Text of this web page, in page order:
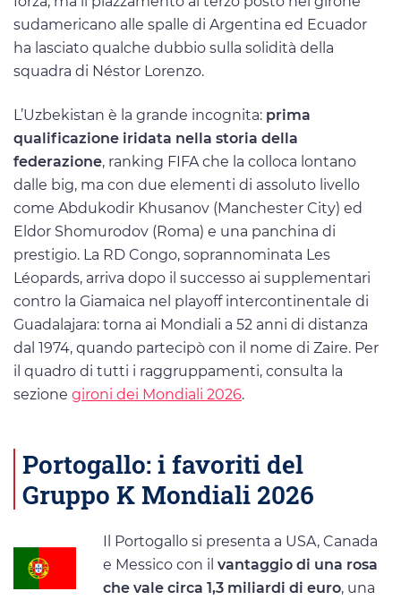
sudamericano alle spalle di Argentina ed Ecuador
ha lasciato qualche dubbio sulla solidità della
squadra di Néstor Lorenzo.
L’Uzbekistan è la grande incognita: prima
qualificazione iridata nella storia della
federazione, ranking FIFA che la colloca lontano
dalle big, ma con due elementi di assoluto livello
come Abdukodir Khusanov (Manchester City) ed
Eldor Shomurodov (Roma) e una panchina di
prestigio. La RD Congo, soprannominata Les
Léopards, arriva dopo il successo ai supplementari
contro la Giamaica nel playoff intercontinentale di
Guadalajara: torna ai Mondiali a 52 anni di distanza
dal 1974, quando partecipò con il nome di Zaire. Per
il quadro di tutti i raggruppamenti, consulta la
sezione gironi dei Mondiali 2026.
Portogallo: i favoriti del
Gruppo K Mondiali 2026
Il Portogallo si presenta a USA, Canada
e Messico con il vantaggio di una rosa
che vale circa 1,3 miliardi di euro, una